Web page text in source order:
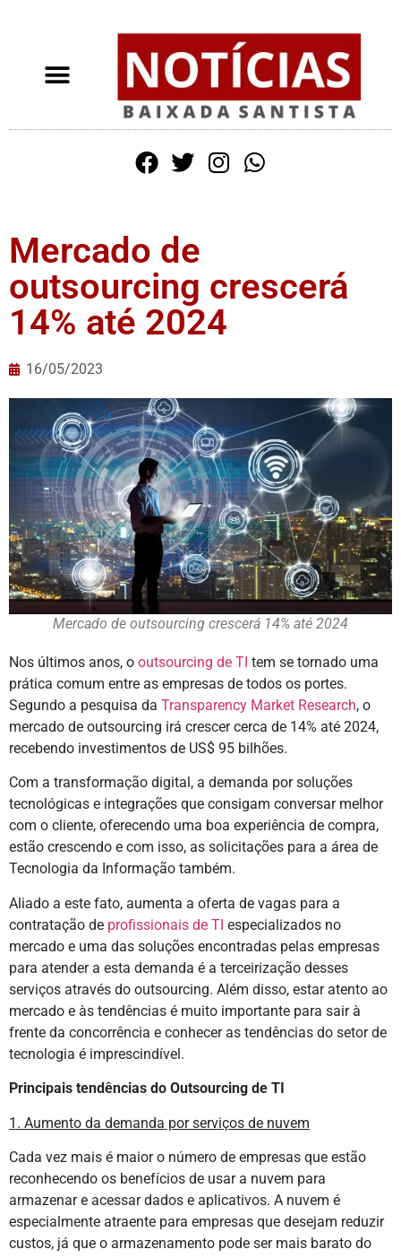
Mercado de
outsourcing crescerá
14% até 2024
16/05/2023
Mercado de outsourcing crescerá 14% até 2024
Nos últimos anos, o outsourcing de TI tem se tornado uma
prática comum entre as empresas de todos os portes.
Segundo a pesquisa da Transparency Market Research, o
mercado de outsourcing irá crescer cerca de 14% até 2024,
recebendo investimentos de US$ 95 bilhões.
Com a transformação digital, a demanda por soluções
tecnológicas e integrações que consigam conversar melhor
com o cliente, oferecendo uma boa experiência de compra,
estão crescendo e com isso, as solicitações para a área de
Tecnologia da Informação também.
Aliado a este fato, aumenta a oferta de vagas para a
contratação de profissionais de TI especializados no
mercado e uma das soluções encontradas pelas empresas
para atender a esta demanda é a terceirização desses
serviços através do outsourcing. Além disso, estar atento ao
mercado e às tendências é muito importante para sair à
frente da concorrência e conhecer as tendências do setor de
tecnologia é imprescindível.
Principais tendências do Outsourcing de TI
1. Aumento da demanda por serviços de nuvem
Cada vez mais é maior o número de empresas que estão
reconhecendo os benefícios de usar a nuvem para
armazenar e acessar dados e aplicativos. A nuvem é
especialmente atraente para empresas que desejam reduzir
custos, já que o armazenamento pode ser mais barato do